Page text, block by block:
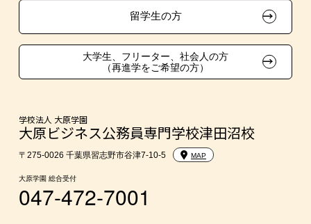
在校生・卒業生紹介推薦入学
大学生・短期大学生特別入学
学費
入学前のお勧め学習システム
大学・短期大学・公務員併願制度
留学生の方
大学生、フリーター、社会人の方
（再進学をご希望の方）
学校法人 大原学園
大原ビジネス公務員専門学校津田沼校
〒275-0026 千葉県習志野市谷津7-10-5 MAP
大原学園 総合受付
047-472-7001